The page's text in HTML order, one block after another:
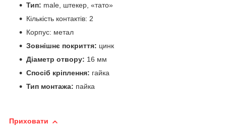
Тип: male, штекер, «тато»
Кількість контактів: 2
Корпус: метал
Зовнішнє покриття: цинк
Діаметр отвору: 16 мм
Спосіб кріплення: гайка
Тип монтажа: пайка
Приховати